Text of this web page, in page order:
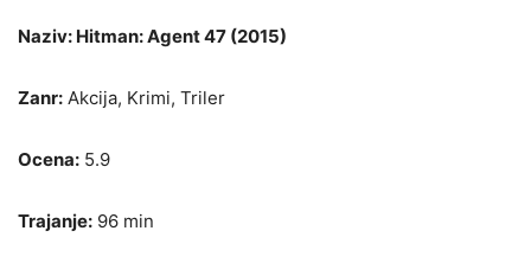
Naziv: Hitman: Agent 47 (2015)
Zanr: Akcija, Krimi, Triler
Ocena: 5.9
Trajanje: 96 min